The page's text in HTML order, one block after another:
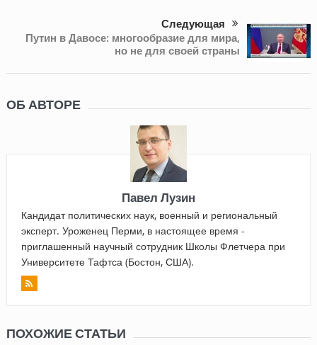
Следующая
Путин в Давосе: многообразие для мира,
но не для своей страны
ОБ АВТОРЕ
Павел Лузин
Кандидат политических наук, военный и региональный
эксперт. Уроженец Перми, в настоящее время -
приглашенный научный сотрудник Школы Флетчера при
Университете Тафтса (Бостон, США).
ПОХОЖИЕ СТАТЬИ